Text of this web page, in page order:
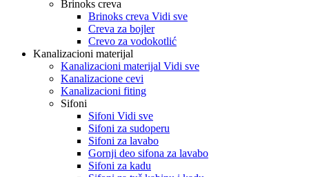
Brinoks creva
Brinoks creva Vidi sve
Creva za bojler
Crevo za vodokotlić
Kanalizacioni materijal
Kanalizacioni materijal Vidi sve
Kanalizacione cevi
Kanalizacioni fiting
Sifoni
Sifoni Vidi sve
Sifoni za sudoperu
Sifoni za lavabo
Gornji deo sifona za lavabo
Sifoni za kadu